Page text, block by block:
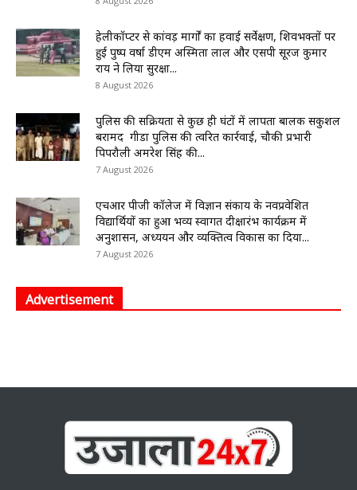
हेलीकॉप्टर से कांवड़ मार्गों का हवाई सर्वेक्षण, शिवभक्तों पर
हुई पुष्प वर्षा डीएम अस्मिता लाल और एसपी सूरज कुमार
राय ने लिया सुरक्षा...
8 August 2026
पुलिस की सक्रियता से कुछ ही घंटों में लापता बालक सकुशल
बरामद गीडा पुलिस की त्वरित कार्रवाई, चौकी प्रभारी
पिपरौली अमरेश सिंह की...
7 August 2026
एचआर पीजी कॉलेज में विज्ञान संकाय के नवप्रवेशित
विद्यार्थियों का हुआ भव्य स्वागत दीक्षारंभ कार्यक्रम में
अनुशासन, अध्ययन और व्यक्तित्व विकास का दिया...
7 August 2026
Advertisement